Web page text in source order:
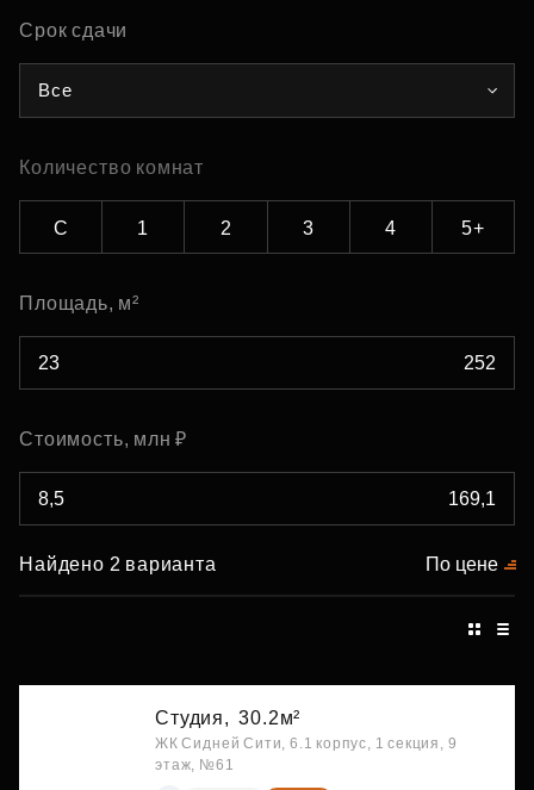
Срок сдачи
Все
Количество комнат
С 1 2 3 4 5+
Площадь, м²
Стоимость, млн ₽
Найдено 2 варианта По цене
Студия, 30.2м²
ЖК Сидней Сити, 6.1 корпус, 1 секция, 9
этаж, №61